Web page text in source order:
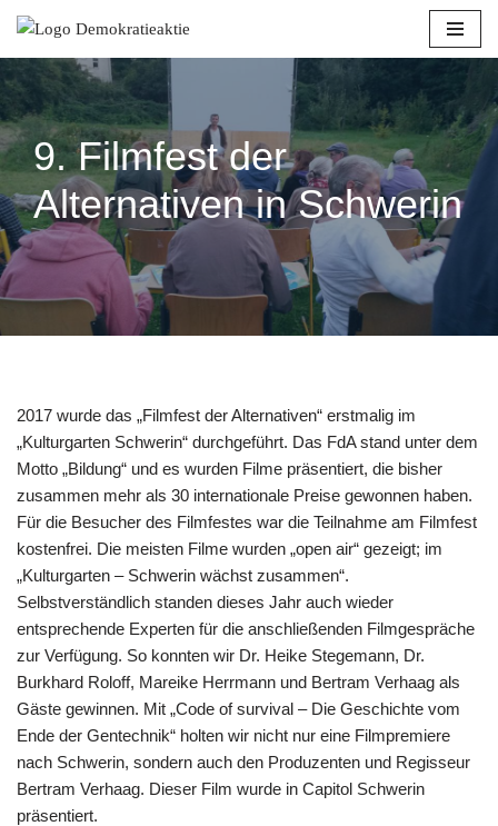
Zum
Inhalt
springen
9. Filmfest der
Alternativen in Schwerin
2017 wurde das „Filmfest der Alternativen“ erstmalig im
„Kulturgarten Schwerin“ durchgeführt. Das FdA stand unter dem
Motto „Bildung“ und es wurden Filme präsentiert, die bisher
zusammen mehr als 30 internationale Preise gewonnen haben.
Für die Besucher des Filmfestes war die Teilnahme am Filmfest
kostenfrei. Die meisten Filme wurden „open air“ gezeigt; im
„Kulturgarten – Schwerin wächst zusammen“.
Selbstverständlich standen dieses Jahr auch wieder
entsprechende Experten für die anschließenden Filmgespräche
zur Verfügung. So konnten wir Dr. Heike Stegemann, Dr.
Burkhard Roloff, Mareike Herrmann und Bertram Verhaag als
Gäste gewinnen. Mit „Code of survival – Die Geschichte vom
Ende der Gentechnik“ holten wir nicht nur eine Filmpremiere
nach Schwerin, sondern auch den Produzenten und Regisseur
Bertram Verhaag. Dieser Film wurde in Capitol Schwerin
präsentiert.